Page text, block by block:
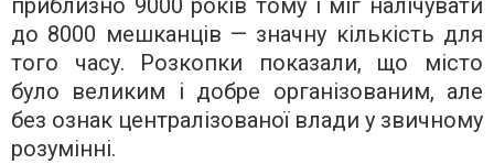
приблизно 9000 років тому і міг налічувати
до 8000 мешканців — значну кількість для
того часу. Розкопки показали, що місто
було великим і добре організованим, але
без ознак централізованої влади у звичному
розумінні.